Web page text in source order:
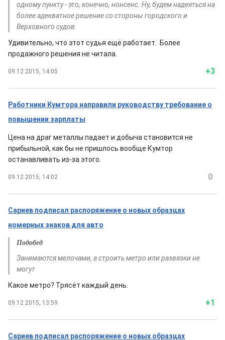
одному пункту - это, конечно, нонсенс. Ну, будем надеяться на
более адекватное решение со стороны городского и
Верховного судов.
Удивительно, что этот судья ещё работает. Более
продажного решения не читала.
09.12.2015, 14:05 +3
Работники Кумтора направили руководству требование о
повышении зарплаты
Цена на драг металлы падает и добыча становится не
прибыльной, как бы не пришлось вообще Кумтор
останавливать из-за этого.
09.12.2015, 14:02 0
Сариев подписал распоряжение о новых образцах
номерных знаков для авто
Подобед
Занимаются мелочами, а строить метро или развязки не
могут
Какое метро? Трясёт каждый день.
09.12.2015, 13:59 +1
Сариев подписал распоряжение о новых образцах